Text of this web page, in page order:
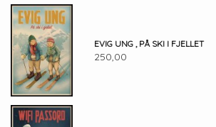
EVIG UNG , PÅ SKI I FJELLET
250,00